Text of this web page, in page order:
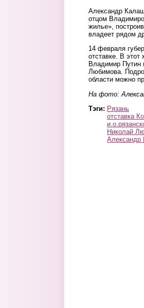
Александр
отцом
жилье»,
владеет рядом
14 февраля
отставке. В этот
Владимир Путин
Любимова.
области можно
На фото:
Тэги: Рязань
отставка
Николай
Александр